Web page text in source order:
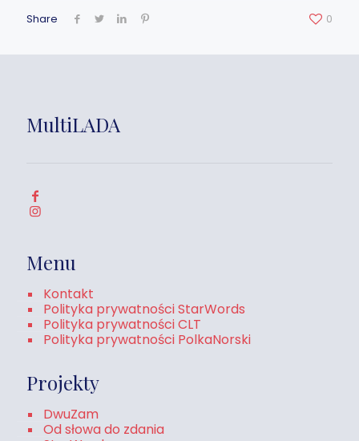
Share 0
MultiLADA
Menu
Kontakt
Polityka prywatności StarWords
Polityka prywatności CLT
Polityka prywatności PolkaNorski
Projekty
DwuZam
Od słowa do zdania